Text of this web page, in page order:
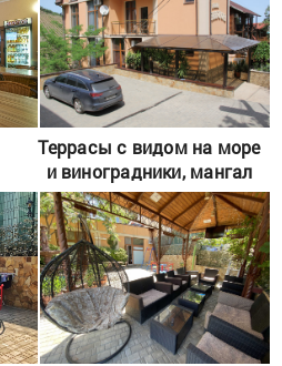
Террасы с видом на море
и виноградники, мангал